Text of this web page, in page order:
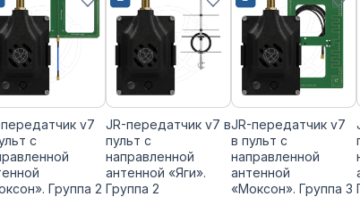
v7
с
Группа 2
JR-передатчик v7 в
пульт с
направленной
антенной «Яги».
Группа 2
JR-передатчик v7
в пульт с
направленной
антенной
«Моксон». Группа 3